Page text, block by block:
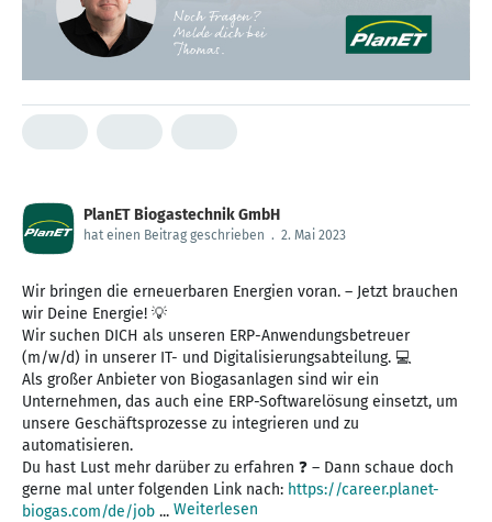
PlanET Biogastechnik GmbH
hat einen Beitrag geschrieben . 2. Mai 2023
Wir bringen die erneuerbaren Energien voran. – Jetzt brauchen
wir Deine Energie! 💡
Wir suchen DICH als unseren ERP-Anwendungsbetreuer
(m/w/d) in unserer IT- und Digitalisierungsabteilung. 💻
Als großer Anbieter von Biogasanlagen sind wir ein
Unternehmen, das auch eine ERP-Softwarelösung einsetzt, um
unsere Geschäftsprozesse zu integrieren und zu
automatisieren.
Du hast Lust mehr darüber zu erfahren ❓ – Dann schaue doch
gerne mal unter folgenden Link nach: https://career.planet-
biogas.com/de/job ... Weiterlesen